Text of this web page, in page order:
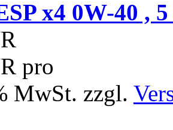
x4 0W-40 ,
pro
MwSt. zzgl.